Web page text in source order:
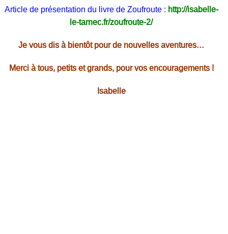
Article de présentation du livre de Zoufroute : http://isabelle-
le-tarnec.fr/zoufroute-2/
Je vous dis à bientôt pour de nouvelles aventures…
Merci à tous, petits et grands, pour vos encouragements !
Isabelle